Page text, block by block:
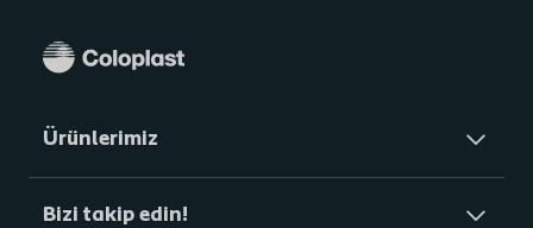
Ürünlerimiz
Bizi takip edin!